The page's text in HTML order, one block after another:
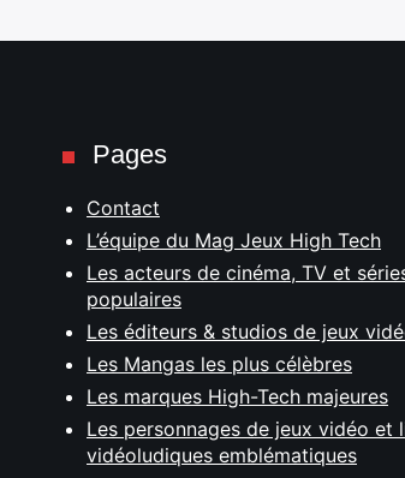
Pages
Contact
L’équipe du Mag Jeux High Tech
Les acteurs de cinéma, TV et
populaires
Les éditeurs & studios de jeux
Les Mangas les plus célèbres
Les marques High-Tech majeures
Les personnages de jeux vidéo et
vidéoludiques emblématiques